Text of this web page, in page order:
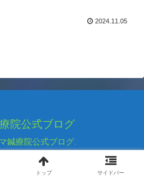
2024.11.05
院公式ブログ
鍼療院公式ブログ.
トップ サイドバー